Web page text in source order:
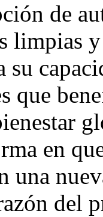
de
limpias
su
que
en
una
del